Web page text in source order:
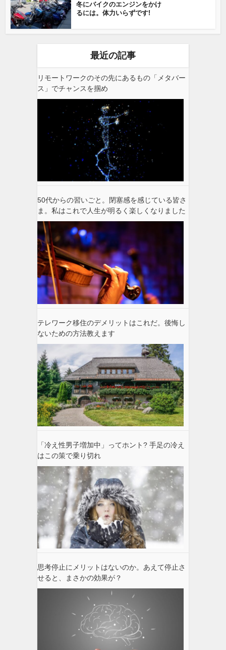
冬にバイクのエンジンをかけ
るには。体力いらずです!
最近の記事
リモートワークのその先にあるもの「メタバー
ス」でチャンスを掴め
50代からの習いごと。閉塞感を感じている皆さ
ま。私はこれで人生が明るく楽しくなりました
テレワーク移住のデメリットはこれだ。後悔し
ないための方法教えます
「冷え性男子増加中」ってホント? 手足の冷え
はこの策で乗り切れ
思考停止にメリットはないのか。あえて停止さ
せると、まさかの効果が？